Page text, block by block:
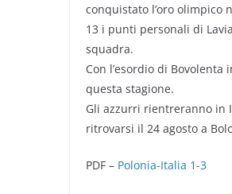
conquistato l’oro olimpico
13 i punti personali di
squadra.
Con l’esordio di
questa stagione.
Gli azzurri rientreranno in
ritrovarsi il 24 agosto a
PDF – Polonia-Italia 1-3